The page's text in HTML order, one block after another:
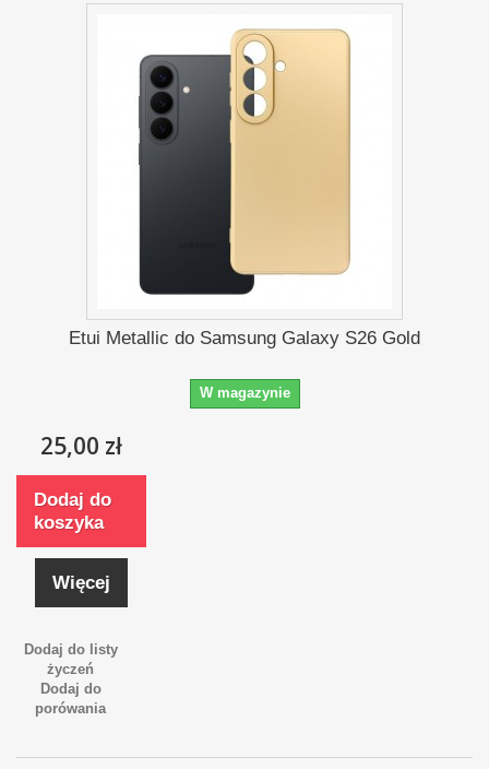
Etui Metallic do Samsung Galaxy S26 Gold
W magazynie
25,00 zł
Dodaj do
koszyka
Więcej
Dodaj do listy
życzeń
Dodaj do
porówania